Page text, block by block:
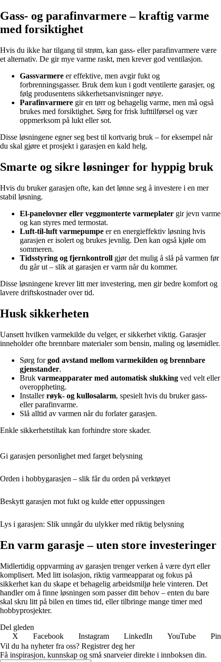
Gass- og parafinvarmere – kraftig varme
med forsiktighet
Hvis du ikke har tilgang til strøm, kan gass- eller parafinvarmere være
et alternativ. De gir mye varme raskt, men krever god ventilasjon.
Gassvarmere er effektive, men avgir fukt og
forbrenningsgasser. Bruk dem kun i godt ventilerte garasjer, og
følg produsentens sikkerhetsanvisninger nøye.
Parafinvarmere gir en tørr og behagelig varme, men må også
brukes med forsiktighet. Sørg for frisk lufttilførsel og vær
oppmerksom på lukt eller sot.
Disse løsningene egner seg best til kortvarig bruk – for eksempel når
du skal gjøre et prosjekt i garasjen en kald helg.
Smarte og sikre løsninger for hyppig bruk
Hvis du bruker garasjen ofte, kan det lønne seg å investere i en mer
stabil løsning.
El-panelovner eller veggmonterte varmeplater gir jevn varme
og kan styres med termostat.
Luft-til-luft varmepumpe er en energieffektiv løsning hvis
garasjen er isolert og brukes jevnlig. Den kan også kjøle om
sommeren.
Tidsstyring og fjernkontroll gjør det mulig å slå på varmen før
du går ut – slik at garasjen er varm når du kommer.
Disse løsningene krever litt mer investering, men gir bedre komfort og
lavere driftskostnader over tid.
Husk sikkerheten
Uansett hvilken varmekilde du velger, er sikkerhet viktig. Garasjer
inneholder ofte brennbare materialer som bensin, maling og løsemidler.
Sørg forgod avstand mellom varmekilden og brennbare
gjenstander.
Bruk varmeapparater med automatisk slukking ved velt eller
overoppheting.
Installerrøyk- og kullosalarm, spesielt hvis du bruker gass-
eller parafinvarme.
Slå alltid av varmen når du forlater garasjen.
Enkle sikkerhetstiltak kan forhindre store skader.
Gi garasjen personlighet med farget belysning
Orden i hobbygarasjen – slik får du orden på verktøyet
Beskytt garasjen mot fukt og kulde etter oppussingen
Lys i garasjen: Slik unngår du ulykker med riktig belysning
En varm garasje – uten store investeringer
Midlertidig oppvarming av garasjen trenger verken å være dyrt eller
komplisert. Med litt isolasjon, riktig varmeapparat og fokus på
sikkerhet kan du skape et behagelig arbeidsmiljø hele vinteren. Det
handler om å finne løsningen som passer ditt behov – enten du bare
skal skru litt på bilen en times tid, eller tilbringe mange timer med
hobbyprosjekter.
Del gleden
X
Facebook Instagram LinkedIn YouTube
Vil du ha nyheter fra oss? Registrer deg her
Få inspirasjon, kunnskap og små snarveier direkte i innboksen din.